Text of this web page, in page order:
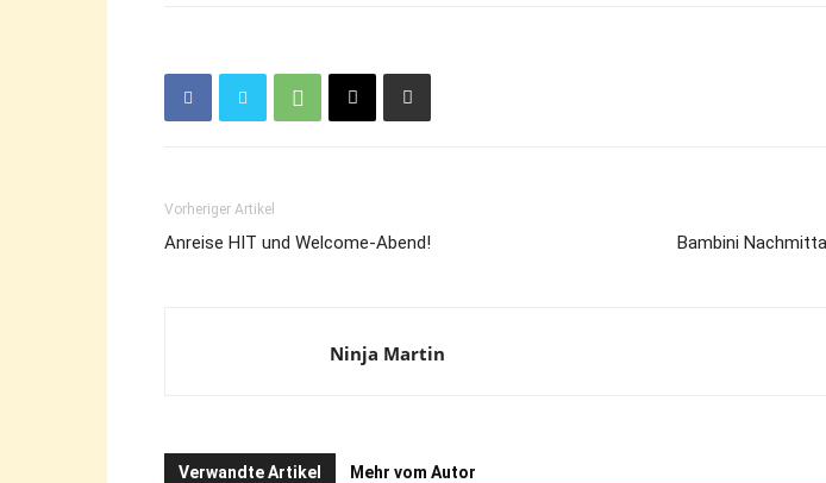
Vorheriger Artikel
Anreise HIT und Welcome-Abend! Bambini
Ninja Martin
Verwandte Artikel Mehr vom Autor